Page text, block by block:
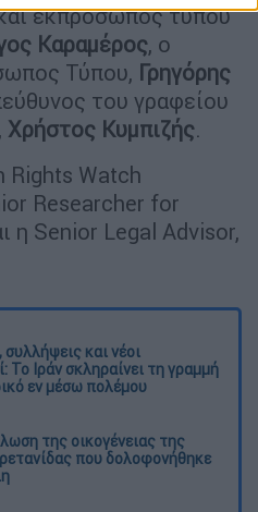
εκπρόσωπος τύπου
Καραμέρος, ο
Τύπου, Γρηγόρης
του γραφείου
Χρήστος Κυμπιζής.
Rights Watch
Researcher for
η Senior Legal Advisor,
συλλήψεις και νέοι
Το Ιράν σκληραίνει τη γραμμή
εν μέσω πολέμου
της οικογένειας της
που δολοφονήθηκε